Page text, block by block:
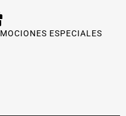
ESPECIALES